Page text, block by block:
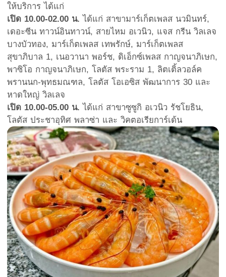
ให้บริการ ได้แก่
เปิด 10.00-02.00 น. ได้แก่ สาขามาร์เก็ตเพลส นวมินทร์,
เดอะซีน ทาวน์อินทาวน์, สายไหม อเวนิว, แจส กรีน วิลเลจ
บางบัวทอง, มาร์เก็ตเพลส เทพรักษ์, มาร์เก็ตเพลส
สุขาภิบาล 1, เนอวานา พอร์ช, ดิเอ็กซ์เพลส กาญจนาภิเษก,
พาซิโอ กาญจนาภิเษก, โลตัส พระราม 1, ลิตเติ้ลวอล์ค
พรานนก-พุทธมณฑล, โลตัส โอเอซิส พัฒนาการ 30 และ
หาดใหญ่ วิลเลจ
เปิด 10.00-05.00 น. ได้แก่ สาขาซูซูกิ อเวนิว รัชโยธิน,
โลตัส ประชาอุทิศ พลาซ่า และ วิคตอเรียการ์เด้น